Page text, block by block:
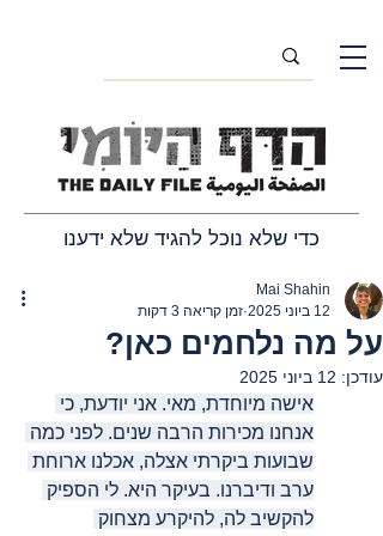
כדי שלא נוכל להגיד שלא ידענו
על מה נלחמים כאן?
Mai Shahin
12 ביוני 2025
זמן קריאה 3 דקות
עודכן: 12 ביוני 2025
אישה מיוחדת, מאי. אני יודעת, כי
אנחנו מכירות הרבה שנים. לפני כמה
שבועות ביקרתי אצלה, אכלנו ארוחת
ערב ודיברנו. בעיקר היא. לי הספיק
להקשיב לה, להיקרע מצחוק